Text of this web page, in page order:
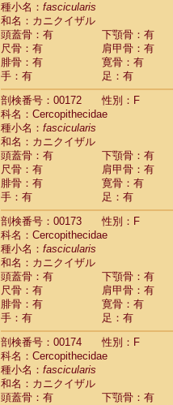
種小名： fascicularis
和名：カニクイザル
頭蓋骨：有
下顎骨：有
尺骨：有
肩甲骨：有
腓骨：有
寛骨：有
手：有
足：有
剖検番号：00172
性別：F
科名：Cercopithecidae
種小名： fascicularis
和名：カニクイザル
頭蓋骨：有
下顎骨：有
尺骨：有
肩甲骨：有
腓骨：有
寛骨：有
手：有
足：有
剖検番号：00173
性別：F
科名：Cercopithecidae
種小名： fascicularis
和名：カニクイザル
頭蓋骨：有
下顎骨：有
尺骨：有
肩甲骨：有
腓骨：有
寛骨：有
手：有
足：有
剖検番号：00174
性別：F
科名：Cercopithecidae
種小名： fascicularis
和名：カニクイザル
頭蓋骨：有
下顎骨：有